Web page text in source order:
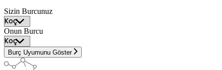
Sizin Burcunuz
Onun Burcu
Burç Uyumunu Göster